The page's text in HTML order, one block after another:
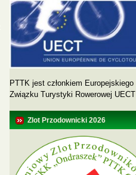
PTTK jest członkiem Europejskiego
Związku Turystyki Rowerowej UECT
Zlot Przodownicki 2026